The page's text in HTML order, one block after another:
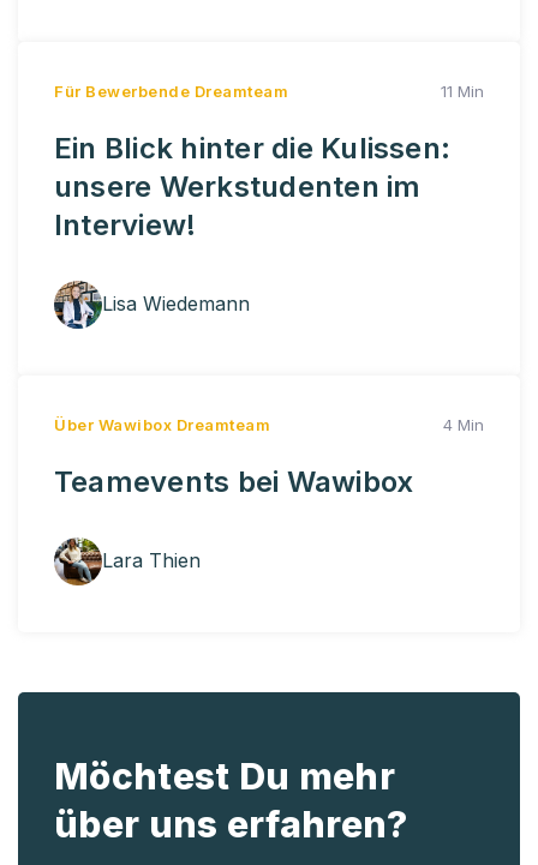
Für Bewerbende Dreamteam 11 Min
Ein Blick hinter die Kulissen:
unsere Werkstudenten im
Interview!
Lisa Wiedemann
Über Wawibox Dreamteam 4 Min
Teamevents bei Wawibox
Lara Thien
Möchtest Du mehr
über uns erfahren?